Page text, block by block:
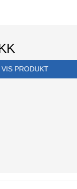
VIS PRODUKT